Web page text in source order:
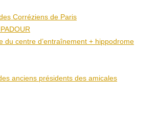
Corréziens de Paris
du centre d’entraînement + hippodrome
anciens présidents des amicales